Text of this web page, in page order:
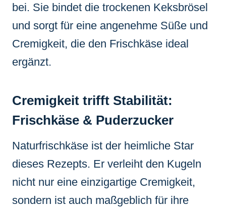
bei. Sie bindet die trockenen Keksbrösel
und sorgt für eine angenehme Süße und
Cremigkeit, die den Frischkäse ideal
ergänzt.
Cremigkeit trifft Stabilität:
Frischkäse & Puderzucker
Naturfrischkäse ist der heimliche Star
dieses Rezepts. Er verleiht den Kugeln
nicht nur eine einzigartige Cremigkeit,
sondern ist auch maßgeblich für ihre